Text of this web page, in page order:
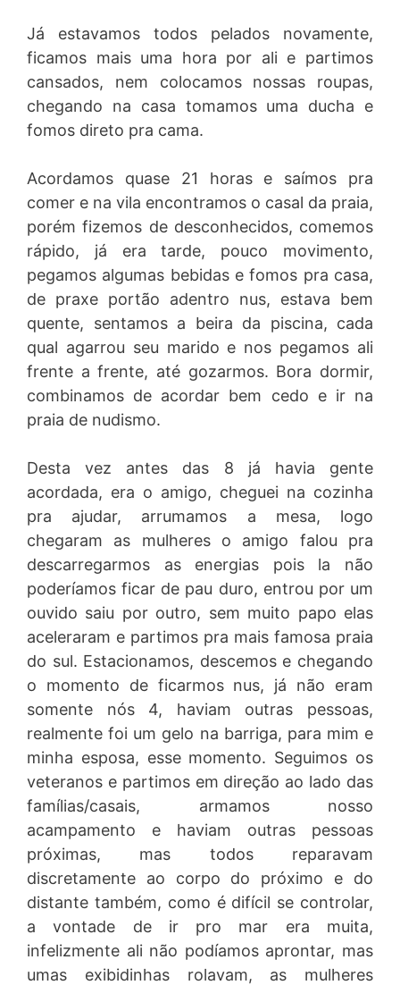
Já estavamos todos pelados novamente,
ficamos mais uma hora por ali e partimos
cansados, nem colocamos nossas roupas,
chegando na casa tomamos uma ducha e
fomos direto pra cama.
Acordamos quase 21 horas e saímos pra
comer e na vila encontramos o casal da praia,
porém fizemos de desconhecidos, comemos
rápido, já era tarde, pouco movimento,
pegamos algumas bebidas e fomos pra casa,
de praxe portão adentro nus, estava bem
quente, sentamos a beira da piscina, cada
qual agarrou seu marido e nos pegamos ali
frente a frente, até gozarmos. Bora dormir,
combinamos de acordar bem cedo e ir na
praia de nudismo.
Desta vez antes das 8 já havia gente
acordada, era o amigo, cheguei na cozinha
pra ajudar, arrumamos a mesa, logo
chegaram as mulheres o amigo falou pra
descarregarmos as energias pois la não
poderíamos ficar de pau duro, entrou por um
ouvido saiu por outro, sem muito papo elas
aceleraram e partimos pra mais famosa praia
do sul. Estacionamos, descemos e chegando
o momento de ficarmos nus, já não eram
somente nós 4, haviam outras pessoas,
realmente foi um gelo na barriga, para mim e
minha esposa, esse momento. Seguimos os
veteranos e partimos em direção ao lado das
famílias/casais, armamos nosso
acampamento e haviam outras pessoas
próximas, mas todos reparavam
discretamente ao corpo do próximo e do
distante também, como é difícil se controlar,
a vontade de ir pro mar era muita,
infelizmente ali não podíamos aprontar, mas
umas exibidinhas rolavam, as mulheres